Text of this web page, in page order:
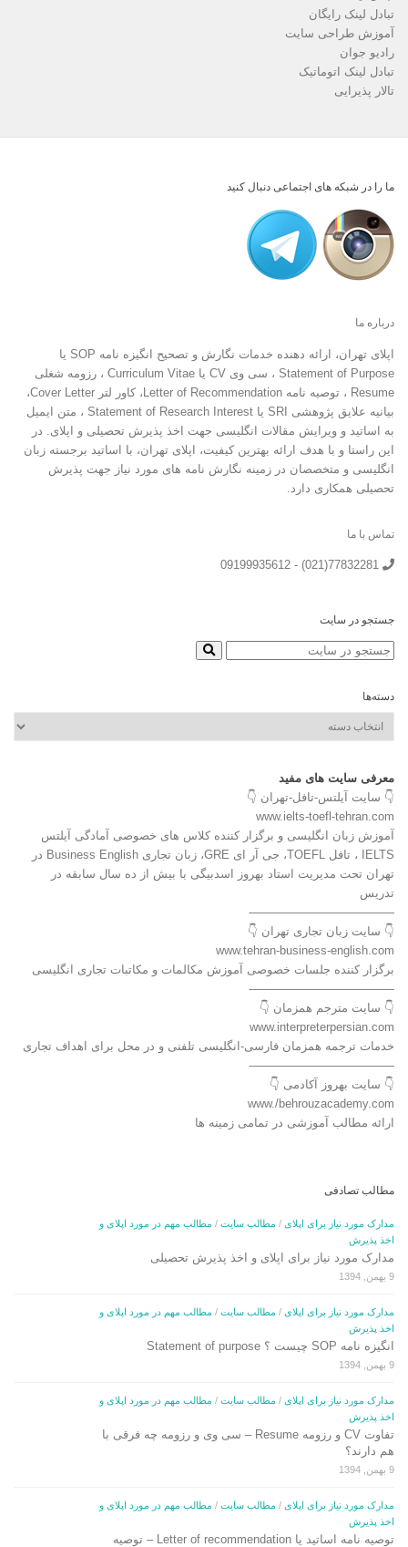
تبادل لینک رایگان
آموزش طراحی سایت
رادیو جوان
تبادل لینک اتوماتیک
تالار پذیرایی
ما را در شبکه های اجتماعی دنبال کنید
درباره ما
اپلای تهران، ارائه دهنده خدمات نگارش و تصحیح انگیزه نامه SOP یا
Statement of Purpose ، سی وی CV یا Curriculum Vitae ، رزومه شغلی
Resume ، توصیه نامه Letter of Recommendation، کاور لتر Cover Letter،
بیانیه علایق پژوهشی SRI یا Statement of Research Interest ، متن ایمیل
به اساتید و ویرایش مقالات انگلیسی جهت اخذ پذیرش تحصیلی و اپلای. در
این راستا و با هدف ارائه بهترین کیفیت، اپلای تهران، با اساتید برجسته زبان
انگلیسی و متخصصان در زمینه نگارش نامه های مورد نیاز جهت پذیرش
تحصیلی همکاری دارد.
تماس با ما
جستجو در سایت
دسته‌ها
دسته‌ها
معرفی سایت های مفید
👇 سایت آیلتس-تافل-تهران 👇
www.ielts-toefl-tehran.com
آموزش زبان انگلیسی و برگزار کننده کلاس های خصوصی آمادگی آیلتس
IELTS ، تافل TOEFL، جی آر ای GRE، زبان تجاری Business English در
تهران تحت مدیریت استاد بهروز اسدبیگی با بیش از ده سال سابقه در
تدریس
————————————-
👇 سایت زبان تجاری تهران 👇
www.tehran-business-english.com
برگزار کننده جلسات خصوصی آموزش مکالمات و مکاتبات تجاری انگلیسی
————————————-
👇 سایت مترجم همزمان 👇
www.interpreterpersian.com
خدمات ترجمه همزمان فارسی-انگلیسی تلفنی و در محل برای اهداف تجاری
————————————-
👇 سایت بهروز آکادمی 👇
www./behrouzacademy.com
ارائه مطالب آموزشی در تمامی زمینه ها
مطالب تصادفی
مدارک مورد نیاز برای اپلای / مطالب سایت / مطالب مهم در مورد اپلای و
اخذ پذیرش
مدارک مورد نیاز برای اپلای و اخذ پذیرش تحصیلی
9 بهمن, 1394
مدارک مورد نیاز برای اپلای / مطالب سایت / مطالب مهم در مورد اپلای و
اخذ پذیرش
انگیزه نامه SOP چیست ؟ Statement of purpose
9 بهمن, 1394
مدارک مورد نیاز برای اپلای / مطالب سایت / مطالب مهم در مورد اپلای و
اخذ پذیرش
تفاوت CV و رزومه Resume – سی وی و رزومه چه فرقی با
هم دارند؟
9 بهمن, 1394
مدارک مورد نیاز برای اپلای / مطالب سایت / مطالب مهم در مورد اپلای و
اخذ پذیرش
توصیه نامه اساتید یا Letter of recommendation – توصیه